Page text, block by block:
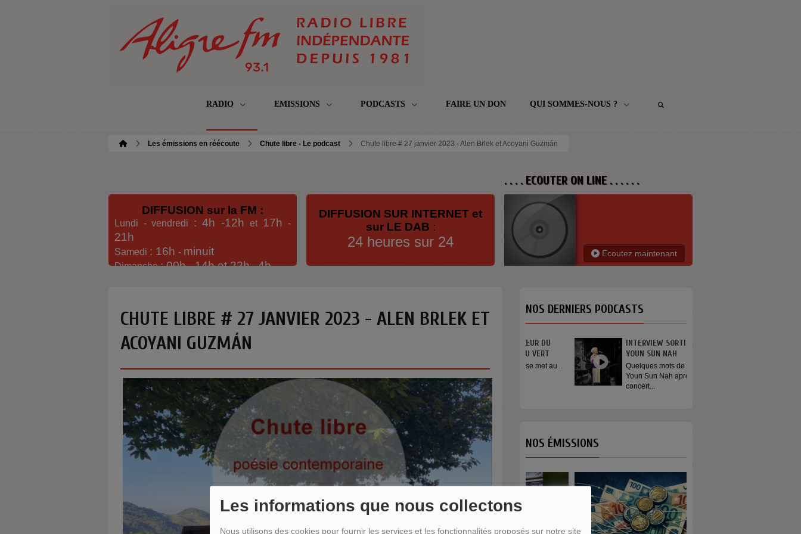
Les informations que nous collectons
Nous utilisons des cookies pour fournir les services et les fonctionnalités proposés sur notre site
RADIO EMISSIONS PODCASTS FAIRE UN DON QUI SOMMES-NOUS ?
Les émissions en réécoute Chute libre - Le podcast Chute libre # 27 janvier 2023 - Alen Brlek et Acoyani Guzmán
DIFFUSION sur la FM :
Lundi - vendredi : 4h -12h et 17h -
21h
Samedi : 16h - minuit
Dimanche: 00h -14h et 22h-4h
DIFFUSION SUR INTERNET et
sur LE DAB :
24 heures sur 24
. . . . ECOUTER ON LINE . . . . . .
Ecoutez maintenant
CHUTE LIBRE # 27 JANVIER 2023 - ALEN BRLEK ET
ACOYANI GUZMÁN
NOS DERNIERS PODCASTS
INTERVIEW SORTIE DE SCÈNE
YOUN SUN NAH
Quelques mots de la chanteuse
Youn Sun Nah après son
concert...
NOS ÉMISSIONS